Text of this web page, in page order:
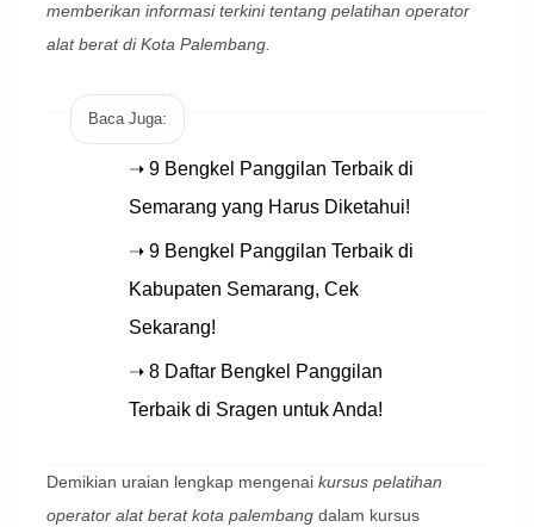
memberikan informasi terkini tentang pelatihan operator
alat berat di Kota Palembang.
Baca Juga:
➝ 9 Bengkel Panggilan Terbaik di
Semarang yang Harus Diketahui!
➝ 9 Bengkel Panggilan Terbaik di
Kabupaten Semarang, Cek
Sekarang!
➝ 8 Daftar Bengkel Panggilan
Terbaik di Sragen untuk Anda!
Demikian uraian lengkap mengenai kursus pelatihan
operator alat berat kota palembangdalam kursus